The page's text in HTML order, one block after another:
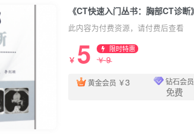
此内容为付费资源，请付费后查看
￥ 5 限时特惠
￥9
黄金会员 ￥3 钻石会员
免费